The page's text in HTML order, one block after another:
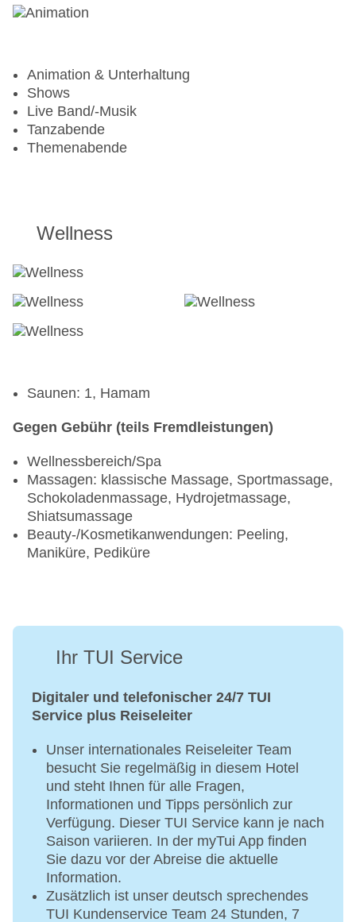
Animation & Unterhaltung
Shows
Live Band/-Musik
Tanzabende
Themenabende
Wellness
Saunen: 1, Hamam
Gegen Gebühr (teils Fremdleistungen)
Wellnessbereich/Spa
Massagen: klassische Massage, Sportmassage,
Schokoladenmassage, Hydrojetmassage,
Shiatsumassage
Beauty-/Kosmetikanwendungen: Peeling,
Maniküre, Pediküre
Ihr TUI Service
Digitaler und telefonischer 24/7 TUI
Service plus Reiseleiter
Unser internationales Reiseleiter Team
besucht Sie regelmäßig in diesem Hotel
und steht Ihnen für alle Fragen,
Informationen und Tipps persönlich zur
Verfügung. Dieser TUI Service kann je nach
Saison variieren. In der myTui App finden
Sie dazu vor der Abreise die aktuelle
Information.
Zusätzlich ist unser deutsch sprechendes
TUI Kundenservice Team 24 Stunden, 7